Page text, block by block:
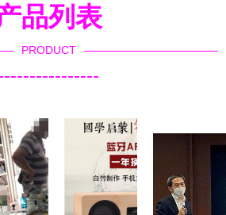
品列表
PRODUCT